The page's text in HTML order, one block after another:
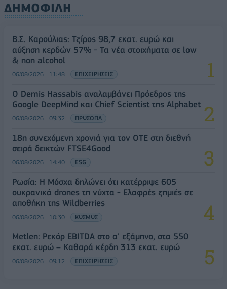
ΔΗΜΟΦΙΛΗ
Β.Σ. Καρούλιας: Τζίρος 98,7 εκατ. ευρώ και
αύξηση κερδών 57% - Τα νέα στοιχήματα σε low
& non alcohol
06/08/2026 - 11:48 ΕΠΙΧΕΙΡΗΣΕΙΣ
Ο Demis Hassabis αναλαμβάνει Πρόεδρος της
Google DeepMind και Chief Scientist της Alphabet
06/08/2026 - 09:32 ΠΡΟΣΩΠΑ
18η συνεχόμενη χρονιά για τον ΟΤΕ στη διεθνή
σειρά δεικτών FTSE4Good
06/08/2026 - 14:40 ESG
Ρωσία: Η Μόσχα δηλώνει ότι κατέρριψε 605
ουκρανικά drones τη νύχτα - Ελαφρές ζημιές σε
αποθήκη της Wildberries
06/08/2026 - 10:30 ΚΟΣΜΟΣ
Metlen: Ρεκόρ EBITDA στο α' εξάμηνο, στα 550
εκατ. ευρώ – Καθαρά κέρδη 313 εκατ. ευρώ
06/08/2026 - 09:12 ΕΠΙΧΕΙΡΗΣΕΙΣ